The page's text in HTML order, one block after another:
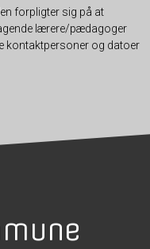
forpligter sig på at
lærere/pædagoger
kontaktpersoner og datoer